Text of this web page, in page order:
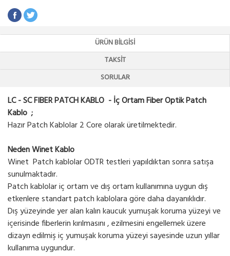
ÜRÜN BILGISI
TAKSIT
SORULAR
LC - SC FIBER PATCH KABLO - İç Ortam Fiber Optik Patch
Kablo ;
Hazır Patch Kablolar 2 Core olarak üretilmektedir.
Neden Winet Kablo
Winet Patch kablolar ODTR testleri yapıldıktan sonra satışa
sunulmaktadır.
Patch kablolar iç ortam ve dış ortam kullanımına uygun dış
etkenlere standart patch kablolara göre daha dayanıklıdır.
Dış yüzeyinde yer alan kalın kaucuk yumuşak koruma yüzeyi ve
içerisinde fiberlerin kırılmasını , ezilmesini engellemek üzere
dizayn edilmiş iç yumuşak koruma yüzeyi sayesinde uzun yıllar
kullanıma uygundur.